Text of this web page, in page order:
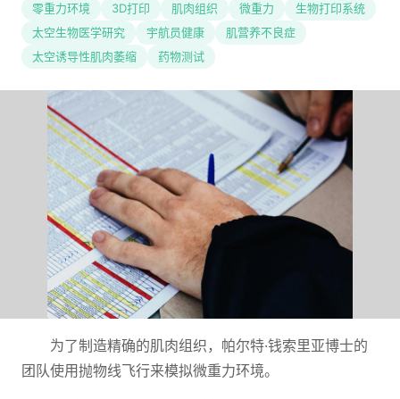
零重力环境 3D打印 肌肉组织 微重力
生物打印系统
太空生物医学研究
宇航员健康
肌营养不良症
太空诱导性肌肉萎缩
药物测试
为了制造精确的肌肉组织，帕尔特·钱索里亚博士的
团队使用抛物线飞行来模拟微重力环境。